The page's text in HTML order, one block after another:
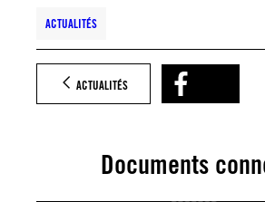
ACTUALITÉS
ACTUALITÉS
Documents